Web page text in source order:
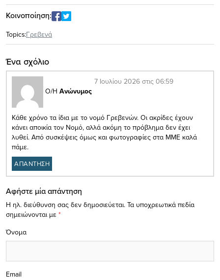
Κοινοποίηση:
Topics:Γρεβενά
Ένα σχόλιο
Ο/Η Ανώνυμος
7 Ιουλίου 2026 στις 06:59
Κάθε χρόνο τα ίδια με το νομό Γρεβενών. Οι ακρίδες έχουν
κάνει αποικία τον Νομό, αλλά ακόμη το πρόβλημα δεν έχει
λυθεί. Από συσκέψεις όμως και φωτογραφίες στα ΜΜΕ καλά
πάμε.
ΑΠΑΝΤΗΣΗ
Αφήστε μία απάντηση
Η ηλ. διεύθυνση σας δεν δημοσιεύεται. Τα υποχρεωτικά πεδία
σημειώνονται με *
Όνομα
Email